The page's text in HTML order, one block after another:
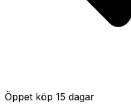
Öppet köp 15 dagar